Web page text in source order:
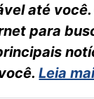
até
para
Leia